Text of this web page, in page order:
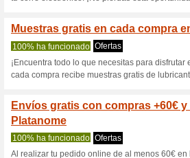
100% ha
PROMO:
parejas con